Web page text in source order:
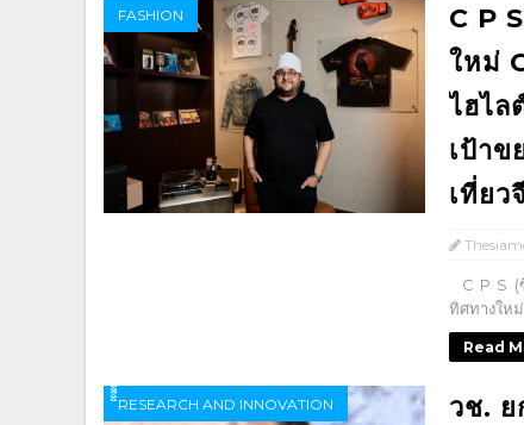
FASHION
C P
ใหม่
ไฮไ
เป้าข
เที่ยว
C P S (
ทิศทางให
Read
ิิีิิิิิRESEARCH AND INNOVATION
วช.